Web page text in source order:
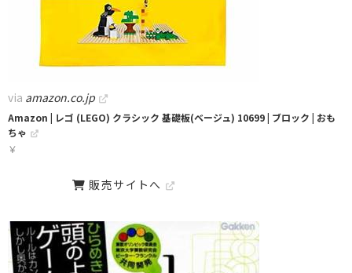
via amazon.co.jp
Amazon | レゴ (LEGO) クラシック 基礎板(ベージュ) 10699 | ブロック | おも
ちゃ
￥
販売サイトへ